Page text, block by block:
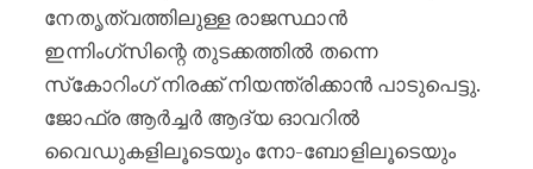
നേതൃത്വത്തിലുള്ള രാജസ്ഥാൻ
ഇന്നിംഗ്‌സിന്റെ തുടക്കത്തിൽ തന്നെ
സ്‌കോറിംഗ് നിരക്ക് നിയന്ത്രിക്കാൻ പാടുപെട്ടു.
ജോഫ്ര ആർച്ചർ ആദ്യ ഓവറിൽ
വൈഡുകളിലൂടെയും നോ-ബോളിലൂടെയും